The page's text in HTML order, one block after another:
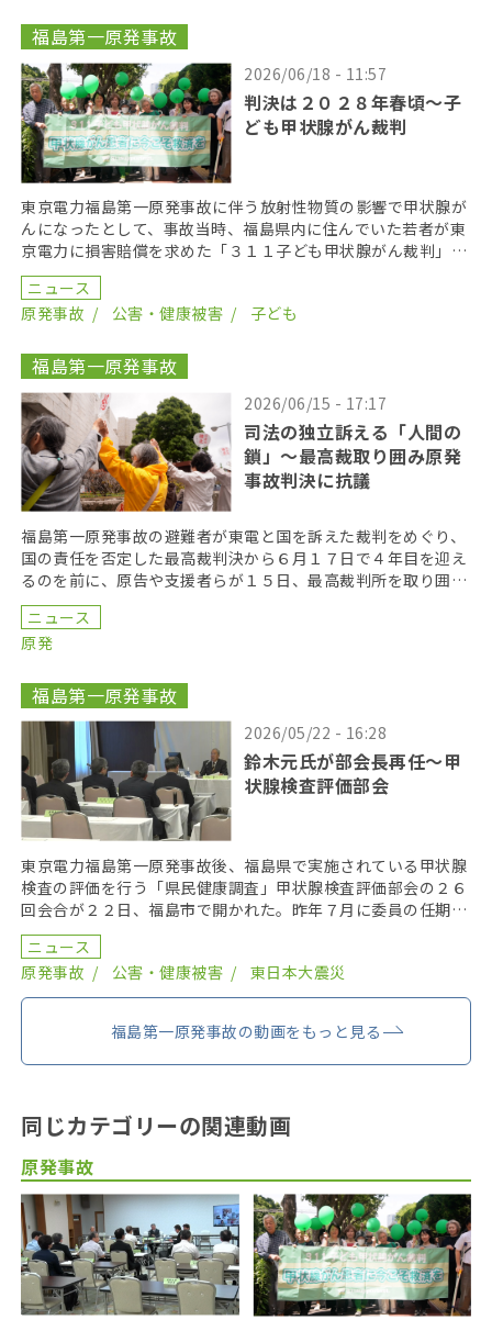
福島第一原発事故
2026/06/18 - 11:57
判決は２０２８年春頃〜子
ども甲状腺がん裁判
東京電力福島第一原発事故に伴う放射性物質の影響で甲状腺が
んになったとして、事故当時、福島県内に住んでいた若者が東
京電力に損害賠償を求めた「３１１子ども甲状腺がん裁判」の
第１８回口頭弁論が２０２６年６月１７日に開かれた。裁 […]
ニュース
原発事故
公害・健康被害 子ども
福島第一原発事故
2026/06/15 - 17:17
司法の独立訴える「人間の
鎖」〜最高裁取り囲み原発
事故判決に抗議
福島第一原発事故の避難者が東電と国を訴えた裁判をめぐり、
国の責任を否定した最高裁判決から６月１７日で４年目を迎え
るのを前に、原告や支援者らが１５日、最高裁判所を取り囲む
「人間の鎖」を行い、司法の独立を訴えた。 呼びかけた […]
ニュース
原発
福島第一原発事故
2026/05/22 - 16:28
鈴木元氏が部会長再任〜甲
状腺検査評価部会
東京電力福島第一原発事故後、福島県で実施されている甲状腺
検査の評価を行う「県民健康調査」甲状腺検査評価部会の２６
回会合が２２日、福島市で開かれた。昨年７月に委員の任期を
終え、委員が改選されてから初の開催となり、鈴木元保内 […]
ニュース
原発事故
公害・健康被害 東日本大震災
福島第一原発事故の動画をもっと見る
同じカテゴリーの関連動画
原発事故